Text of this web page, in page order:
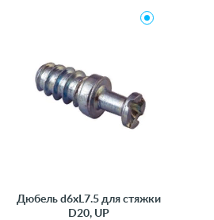
Дюбель d6xL7.5 для стяжки
D20, UP